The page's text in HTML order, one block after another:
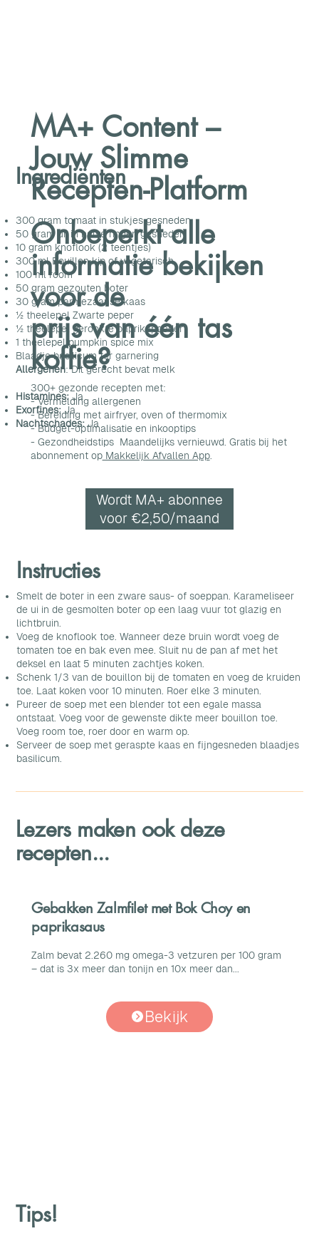
Ingrediënten
300 gram tomaat in stukjes gesneden
50 gram ui, in halve ringen gesneden
10 gram knoflook (2 teentjes)
300 ml Bouillon kip of vegetarisch
100 ml room
50 gram gezouten boter
30 gram parmezaanse kaas
½ theelepelZwarte peper
½ theelepel gerookte paprikapoeder
1 theelepel pumpkin spice mix
Blaadje basilicum ter garnering
Allergenen: Dit gerecht bevat melk
Histamines:Ja
Exorfines:Ja
Nachtschades:Ja
MA+ Content –
Jouw Slimme
Recepten-Platform
Onbeperkt alle
informatie bekijken
voor de
prijs van één tas
koffie?
300+ gezonde recepten met:
- Vermelding allergenen
- Bereiding met airfryer, oven of thermomix
- Budget-optimalisatie en inkooptips
- Gezondheidstips Maandelijks vernieuwd. Gratis bij het
abonnement opMakkelijk Afvallen App.
Wordt MA+ abonnee
voor €2,50/maand
Instructies
Smelt de boter in een zware saus- of soeppan. Karameliseer
de ui in de gesmolten boter op een laag vuur tot glazig en
lichtbruin.
Voeg de knoflook toe. Wanneer deze bruin wordt voeg de
tomaten toe en bak even mee. Sluit nu de pan af met het
deksel en laat 5 minuten zachtjes koken.
Schenk 1/3 van de bouillon bij de tomaten en voeg de kruiden
toe. Laat koken voor 10 minuten. Roer elke 3 minuten.
Pureer de soep met een blender tot een egale massa
ontstaat. Voeg voor de gewenste dikte meer bouillon toe.
Voeg room toe, roer door en warm op.
Serveer de soep met geraspte kaas en fijngesneden blaadjes
basilicum.
Tips!
Lezers maken ook deze
recepten...
Gebakken Zalmfilet met Bok Choy en
paprikasaus
Zalm bevat 2.260 mg omega-3 vetzuren per 100 gram
– dat is 3x meer dan tonijn en 10x meer dan...
Bekijk